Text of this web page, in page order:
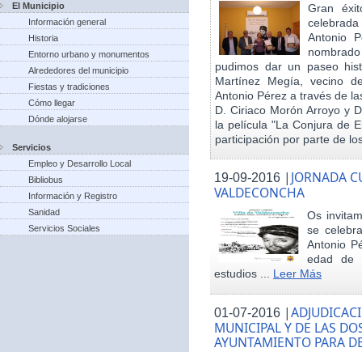
El Municipio
Información general
Historia
Entorno urbano y monumentos
Alrededores del municipio
Fiestas y tradiciones
Cómo llegar
Dónde alojarse
Servicios
Empleo y Desarrollo Local
Bibliobus
Información y Registro
Sanidad
Servicios Sociales
Gran
Antonio
pudimos dar un paseo
Martínez Megía, vecino
Antonio Pérez a través de
D. Ciriaco Morón Arroyo y
la película "La Conjura de
participación por parte de
19-09-2016 | JORNADA
VALDECONCHA
Os
se
Antonio
edad de
estudios ... Leer Más
01-07-2016 |
MUNICIPAL Y DE LAS
AYUNTAMIENTO PARA